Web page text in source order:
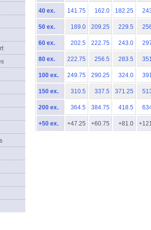
40 ex. 141.75 162.0 182.25
50 ex. 189.0 209.25 229.5
60 ex. 202.5 222.75 243.0
80 ex. 222.75 256.5 283.5
100 ex. 249.75 290.25 324.0
150 ex. 310.5 337.5 371.25
200 ex. 364.5 384.75 418.5
+50 ex. +47.25 +60.75 +81.0